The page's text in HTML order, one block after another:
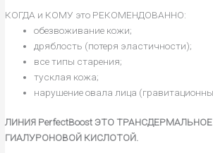
КОГДА и КОМУ это РЕКОМЕНДОВАННО:
обезвоживание кожи;
дряблость (потеря эластичности);
все типы старения;
тусклая кожа;
нарушение овала лица
ЛИНИЯ PerfectBoostЭТО
ГИАЛУРОНОВОЙ КИСЛОТОЙ.